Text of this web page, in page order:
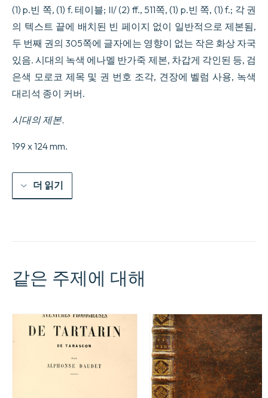
(1) p.빈 쪽, (1) f. 테이블; II/ (2) ff., 511쪽, (1) p.빈 쪽, (1) f.; 각 권
의 텍스트 끝에 배치된 빈 페이지 없이 일반적으로 제본됨,
두 번째 권의 305쪽에 글자에는 영향이 없는 작은 화상 자국
있음. 시대의 녹색 에나멜 반가죽 제본, 차갑게 각인된 등, 검
은색 모로코 제목 및 권 번호 조각, 견장에 벨럼 사용, 녹색
대리석 종이 커버.
시대의 제본.
199 x 124 mm.
더 읽기
같은 주제에 대해